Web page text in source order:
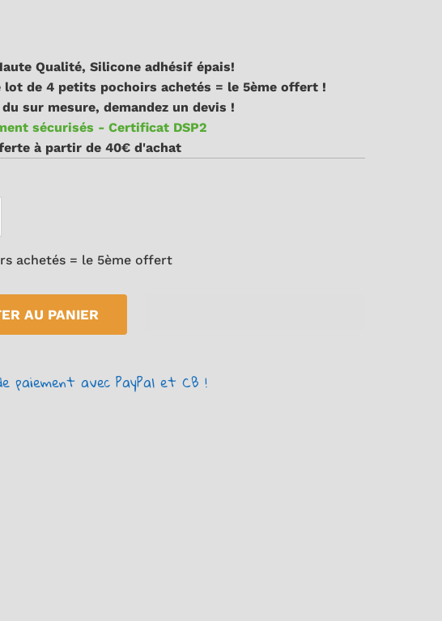
Qualité, Silicone adhésif épais!
lot de 4 petits pochoirs achetés = le 5ème offert !
sur mesure, demandez un devis !
sécurisés - Certificat DSP2
à partir de 40€ d'achat
achetés = le 5ème offert
AU PANIER
avec PayPal et CB !